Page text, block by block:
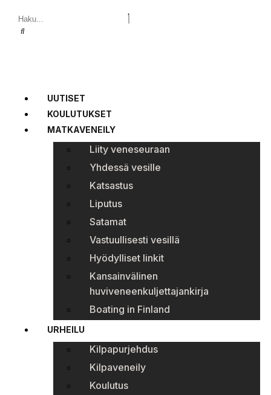
UUTISET
KOULUTUKSET
MATKAVENEILY
Liity veneseuraan
Yhdessä vesille
Katsastus
Liputus
Satamat
Vastuullisesti vesillä
Hyödylliset linkit
Kansainvälinen
huviveneenkuljettajankirja
Boating in Finland
URHEILU
Kilpapurjehdus
Kilpaveneily
Koulutus